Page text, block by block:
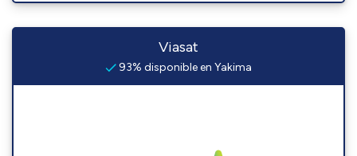
Viasat
93% disponible en Yakima